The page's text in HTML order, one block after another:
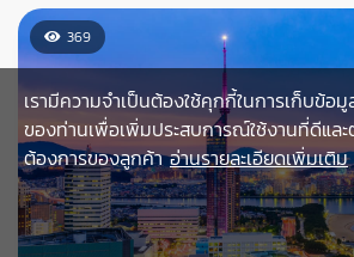
©Copyright 2020.
All Rights Reserved.
CONNECT WITH
CONTACT ME
เรามีความจำเป็นต้องใช้คุกกี้ในการเก็บข้อมู
ของท่านเพื่อเพิ่มประสบการณ์ใช้งานที่ดีแล
ต้องการของลูกค้าอ่านรายละเอียดเพิ่มเติม